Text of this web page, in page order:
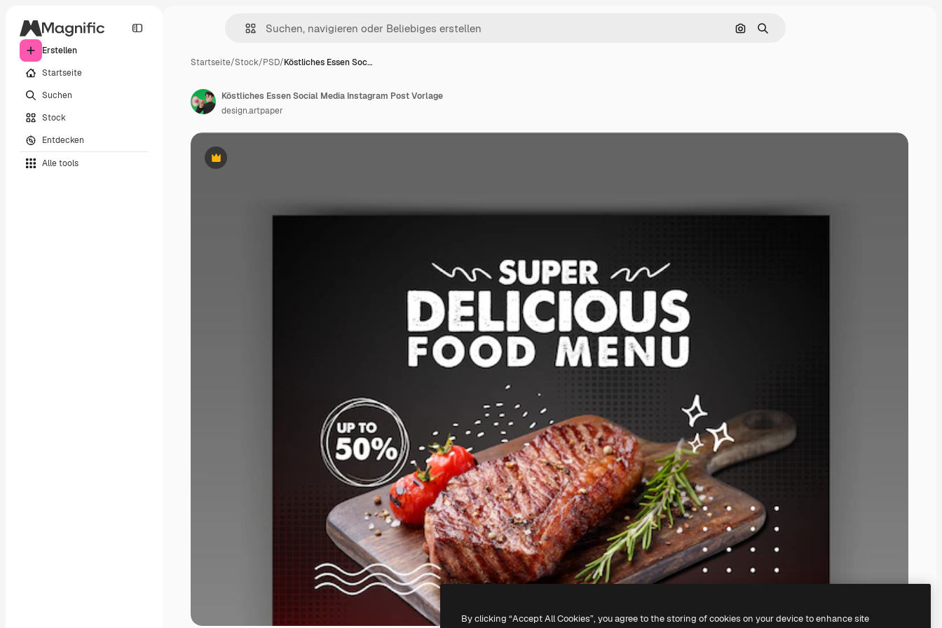
Erstellen
Startseite
Suchen
Stock
Entdecken
Alle tools
Nach Bild suchen
Suchen
Startseite/Stock/PSD/Köstliches Essen Soc…
Premium
Köstliches Essen Social Media Instagram Post Vorlage
design.artpaper
By clicking “Accept All Cookies”, you agree to the storing of cookies on your device to enhance site